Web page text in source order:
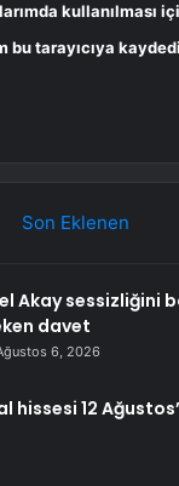
kullanılması
bu tarayıcıya
Son Eklenen
Akay sessizliğini
davet
6, 2026
hissesi 12